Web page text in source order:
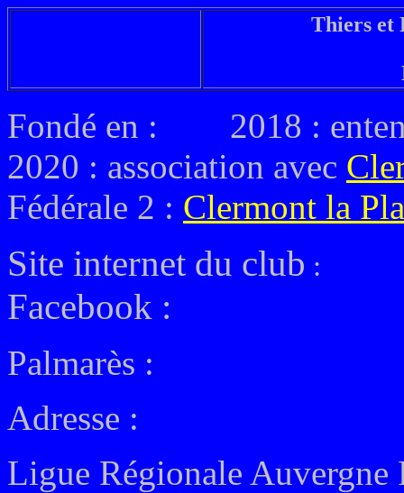
Thiers et
Fondé en : 2018 :
2020 : association avec
Fédérale 2 : Clermont la
Site internet du club :
Facebook :
Palmarès :
Adresse :
Ligue Régionale Auvergne